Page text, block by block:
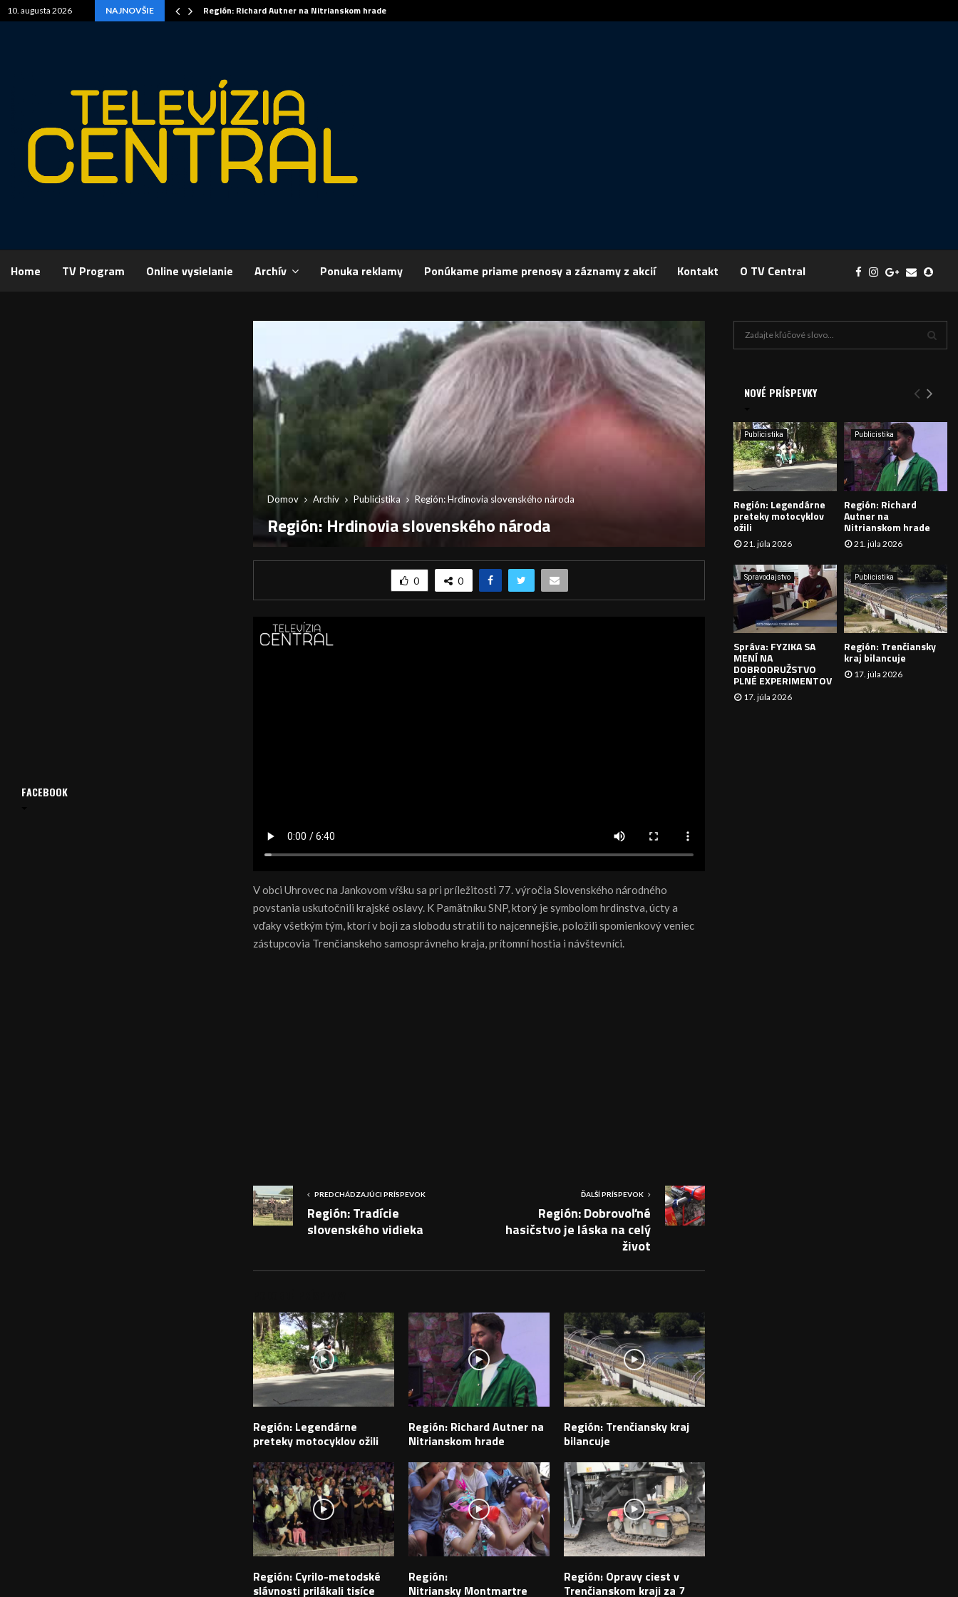
10. augusta 2026 NAJNOVŠIE Región: Richard Autner na Nitrianskom hrade
Home TV Program Online vysielanie Archív Ponuka reklamy Ponúkame priame prenosy a záznamy z akcií Kontakt O TV Central
Domov Archív Publicistika Región: Hrdinovia slovenského národa
Región: Hrdinovia slovenského národa
0 0
V obci Uhrovec na Jankovom vŕšku sa pri príležitosti 77. výročia Slovenského národného
povstania uskutočnili krajské oslavy. K Pamätníku SNP, ktorý je symbolom hrdinstva, úcty a
vďaky všetkým tým, ktorí v boji za slobodu stratili to najcennejšie, položili spomienkový veniec
zástupcovia Trenčianskeho samosprávneho kraja, prítomní hostia i návštevníci.
PREDCHÁDZAJÚCI PRÍSPEVOK
Región: Tradície
slovenského vidieka
ĎALŠÍ PRÍSPEVOK
Región: Dobrovoľné
hasičstvo je láska na celý
život
Región: Legendárne
preteky motocyklov ožili
Región: Richard Autner na
Nitrianskom hrade
Región: Trenčiansky kraj
bilancuje
Región: Cyrilo-metodské
slávnosti prilákali tisíce
Región:
Nitriansky Montmartre
Región: Opravy ciest v
Trenčianskom kraji za 7
FACEBOOK
e
:
Y
H
A
Á
V
A
N
I
NOVÉ PRÍSPEVKY
Publicistika
Región: Legendárne
preteky motocyklov
ožili
21. júla 2026
Publicistika
Región: Richard
Autner na
Nitrianskom hrade
21. júla 2026
Spravodajstvo
Správa: FYZIKA SA
MENÍ NA
DOBRODRUŽSTVO
PLNÉ EXPERIMENTOV
17. júla 2026
Publicistika
Región: Trenčiansky
kraj bilancuje
17. júla 2026